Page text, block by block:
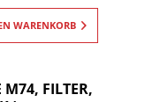
WARENKORB
M74, FILTER,